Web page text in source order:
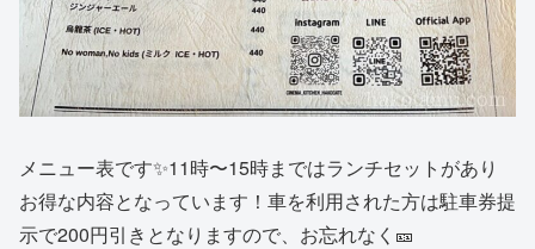
メニュー表です✨11時〜15時まではランチセットがあり
お得な内容となっています！車を利用された方は駐車券提
示で200円引きとなりますので、お忘れなく🎫